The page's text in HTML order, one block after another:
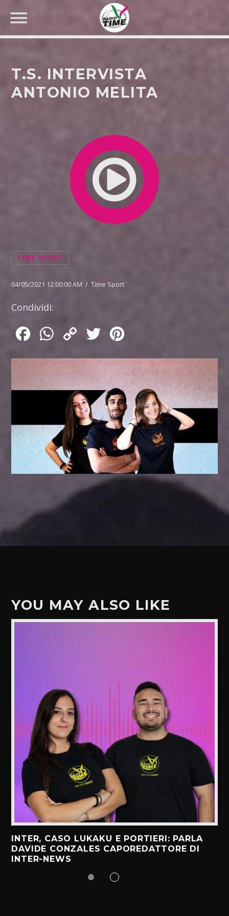
T.S. INTERVISTA
ANTONIO MELITA
TIME SPORT
04/05/2021 12:00:00 AM / Time Sport
Condividi:
FacebookWhatsApp
Copy
Twitter
YOU MAY ALSO LIKE
INTER, CASO LUKAKU E PORTIERI: PARLA
DAVIDE CONZALES CAPOREDATTORE DI
INTER-NEWS